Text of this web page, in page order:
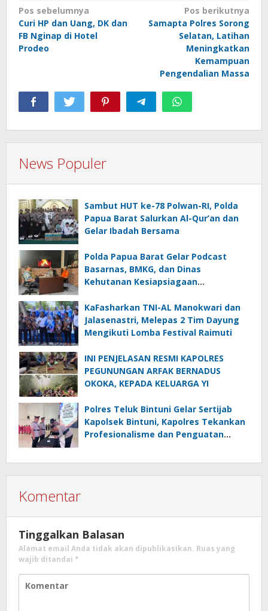
Navigasi
pos
Pos sebelumnya
Curi HP dan Uang, DK dan
FB Nginap di Hotel
Prodeo
Pos berikutnya
Samapta Polres Sorong
Selatan, Latihan
Meningkatkan
Kemampuan
Pengendalian Massa
News Populer
Sambut HUT ke-78 Polwan-RI, Polda
Papua Barat Salurkan Al-Qur’an dan
Gelar Ibadah Bersama
Polda Papua Barat Gelar Podcast
Basarnas, BMKG, dan Dinas
Kehutanan Kesiapsiagaan
KaFasharkan TNI-AL Manokwari dan
Jalasenastri, Melepas 2 Tim Dayung
Mengikuti Lomba Festival Raimuti
INI PENJELASAN RESMI KAPOLRES
PEGUNUNGAN ARFAK BERNADUS
OKOKA, KEPADA KELUARGA YI
Polres Teluk Bintuni Gelar Sertijab
Kapolsek Bintuni, Kapolres Tekankan
Profesionalisme dan Penguatan
Komentar
Tinggalkan Balasan
Alamat email Anda tidak akan dipublikasikan. Ruas yang
wajib ditandai *